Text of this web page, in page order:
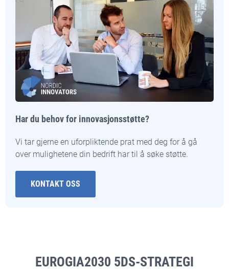
Har du behov for innovasjonsstøtte?
Vi tar gjerne en uforpliktende prat med deg for å gå
over mulighetene din bedrift har til å søke støtte.
KONTAKT OSS
EUROGIA2030 5DS-STRATEGI